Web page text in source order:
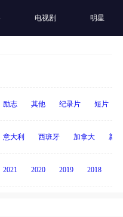
电视剧 明星
励志 其他 纪录片 短片
意大利 西班牙 加拿大 新
2021 2020 2019 2018